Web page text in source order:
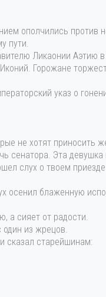
ополчились против
пути.
Ликаонии Аэтию
Горожане
указ о
не хотят приносить
Эта девушка
слух о твоем
осенил блаженную
а сияет от радости.
из жрецов.
сказал старейшинам: